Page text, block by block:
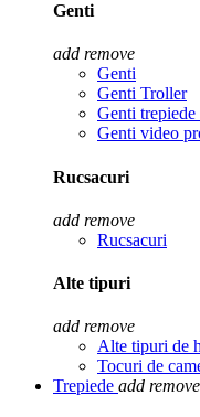
Genti
add remove
Genti
Genti Troller
Genti
Genti video
Rucsacuri
add remove
Rucsacuri
Alte tipuri
add remove
Alte tipuri de
Tocuri de
Trepiede add remove